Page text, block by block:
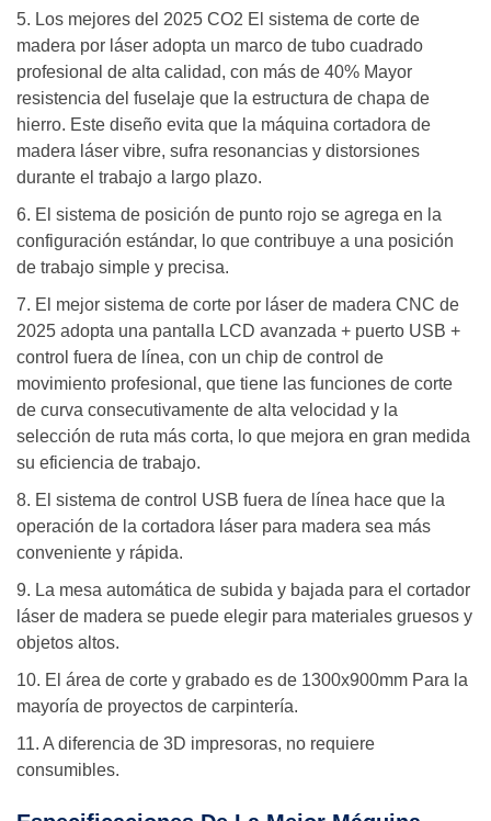
5. Los mejores del 2025 CO2 El sistema de corte de
madera por láser adopta un marco de tubo cuadrado
profesional de alta calidad, con más de 40% Mayor
resistencia del fuselaje que la estructura de chapa de
hierro. Este diseño evita que la máquina cortadora de
madera láser vibre, sufra resonancias y distorsiones
durante el trabajo a largo plazo.
6. El sistema de posición de punto rojo se agrega en la
configuración estándar, lo que contribuye a una posición
de trabajo simple y precisa.
7. El mejor sistema de corte por láser de madera CNC de
2025 adopta una pantalla LCD avanzada + puerto USB +
control fuera de línea, con un chip de control de
movimiento profesional, que tiene las funciones de corte
de curva consecutivamente de alta velocidad y la
selección de ruta más corta, lo que mejora en gran medida
su eficiencia de trabajo.
8. El sistema de control USB fuera de línea hace que la
operación de la cortadora láser para madera sea más
conveniente y rápida.
9. La mesa automática de subida y bajada para el cortador
láser de madera se puede elegir para materiales gruesos y
objetos altos.
10. El área de corte y grabado es de 1300x900mm Para la
mayoría de proyectos de carpintería.
11. A diferencia de 3D impresoras, no requiere
consumibles.